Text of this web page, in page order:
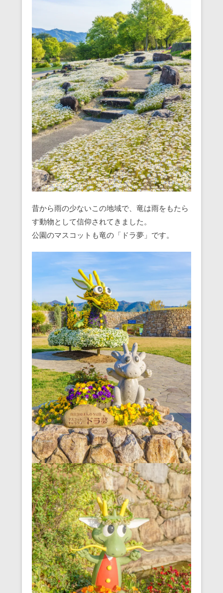
昔から雨の少ないこの地域で、竜は雨をもたら
す動物として信仰されてきました。
公園のマスコットも竜の「ドラ夢」です。